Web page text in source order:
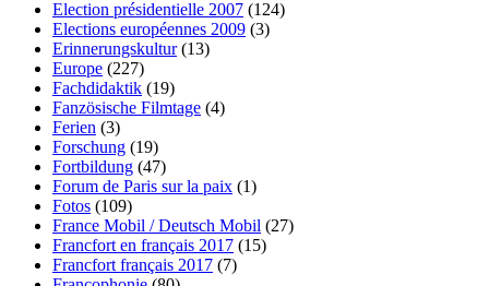
Election présidentielle 2007 (124)
Elections européennes 2009 (3)
Erinnerungskultur(13)
Europe (227)
Fachdidaktik (19)
Fanzösische Filmtage (4)
Ferien (3)
Forschung (19)
Fortbildung (47)
Forum de Paris sur la paix (1)
Fotos (109)
France Mobil / Deutsch Mobil (27)
Francfort en français 2017 (15)
Francfort français 2017 (7)